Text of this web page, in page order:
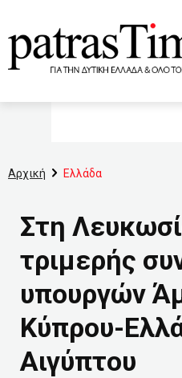
Αρχική Ελλάδα
Στη
τριμερής
υπουργών
Κύπρου-
Αιγύπτου